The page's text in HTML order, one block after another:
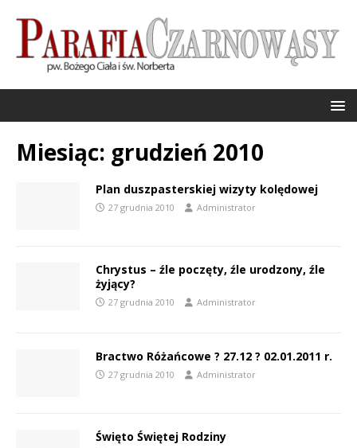
Miesiąc: grudzień 2010
Plan duszpasterskiej wizyty kolędowej
27 grudnia 2010 Administrator
Chrystus – źle poczęty, źle urodzony, źle
żyjący?
27 grudnia 2010 Administrator
Bractwo Różańcowe ? 27.12 ? 02.01.2011 r.
27 grudnia 2010 Administrator
Święto Świętej Rodziny